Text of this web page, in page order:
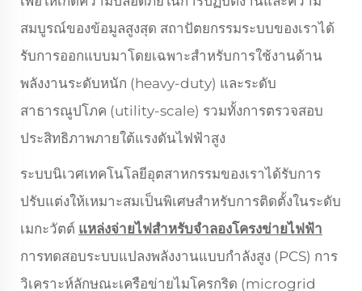
สมบูรณ์ของข้อมูลสูงสุด สถาปัตยกรรมระบบของเราได้
รับการออกแบบมาโดยเฉพาะสำหรับการใช้งานด้าน
พลังงานระดับหนัก (heavy-duty) และระดับ
สาธารณูปโภค (utility-scale) รวมทั้งการตรวจสอบ
ประสิทธิภาพภายใต้แรงดันไฟฟ้าสูง
ระบบนิเวศเทคโนโลยีอุตสาหกรรมของเราได้รับการ
ปรับแต่งให้เหมาะสมเป็นพิเศษสำหรับการติดตั้งในระดับ
เมกะวัตต์ แหล่งจ่ายไฟสำหรับจำลองโครงข่ายไฟฟ้า
การทดสอบระบบแปลงพลังงานแบบกำลังสูง (PCS) การ
วิเคราะห์ลักษณะเครือข่ายไมโครกริด (microgrid